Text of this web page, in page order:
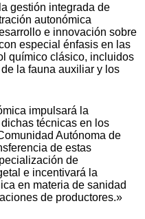
gestión integrada de
autonómica
e innovación sobre
especial énfasis en las
químico clásico, incluidos
la fauna auxiliar y los
impulsará la
técnicas en los
Autónoma de
de estas
de
e incentivará la
en materia de sanidad
de productores.»